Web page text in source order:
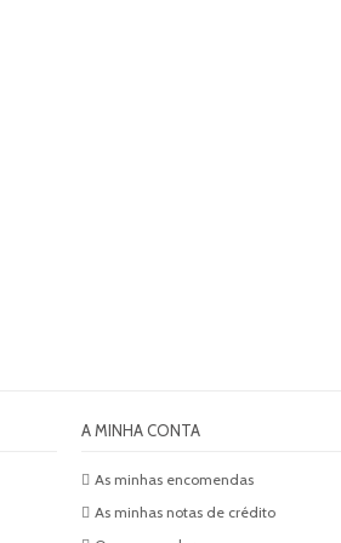
A MINHA CONTA
As minhas encomendas
As minhas notas de crédito